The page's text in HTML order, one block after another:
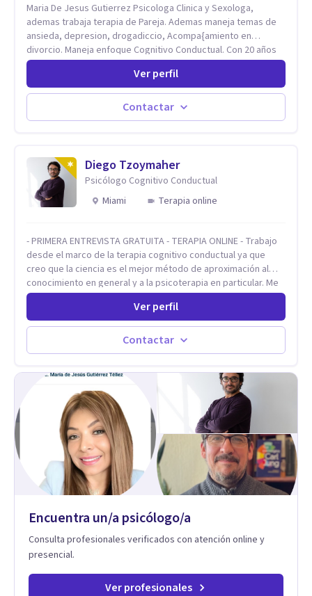
Maria De Jesus Gutierrez Psicologa Clinica y Sexologa,
ademas trabaja terapia de Pareja. Ademas maneja temas de
ansieda, depresion, drogadiccio, Acompa{amiento en
divorcio. Maneja enfoque Cognitivo Conductual. Con 20 años
de experiencia, constantemente capacitandose en las
diferntes areas de la Salud Mental.
Ver perfil
Contactar
Diego Tzoymaher
Psicólogo Cognitivo Conductual
Miami
Terapia online
- PRIMERA ENTREVISTA GRATUITA - TERAPIA ONLINE - Trabajo
desde el marco de la terapia cognitivo conductual ya que
creo que la ciencia es el mejor método de aproximación al
conocimiento en general y a la psicoterapia en particular. Me
interesan los procesos de cambio conductual por los que una
persona pueda alcanzar sus objetivos, transitando,
aceptando y modificando sus patrones cognitivos y
emocionales. Abordo patologías específicas como trastornos
de ansiedad y del ánimo, y también crisis vitales y procesos
Ver perfil
Contactar
Encuentra un/a psicólogo/a
Consulta profesionales verificados con atención online y
presencial.
Ver profesionales